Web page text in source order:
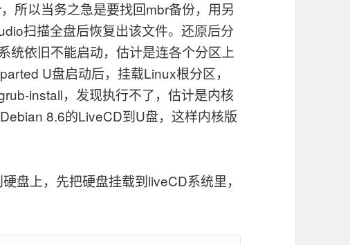
所以当务之急是要找回mbr备份，用另
扫描全盘后恢复出该文件。还原后分
统依旧不能启动，估计是连各个分区上
U盘启动后，挂载Linux根分区，
install，发现执行不了，估计是内核
8.6的LiveCD到U盘，这样内核版
盘上，先把硬盘挂载到liveCD系统里，